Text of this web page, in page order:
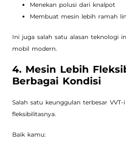
Menekan polusi dari knalpot
Membuat mesin lebih ramah
Ini juga salah satu alasan teknologi
mobil modern.
4. Mesin Lebih
Berbagai Kondisi
Salah satu keunggulan terbesar VVT-
fleksibilitasnya.
Baik kamu: